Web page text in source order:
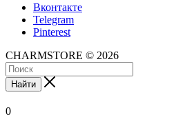
Вконтакте
Telegram
Pinterest
CHARMSTORE © 2026
Найти
0